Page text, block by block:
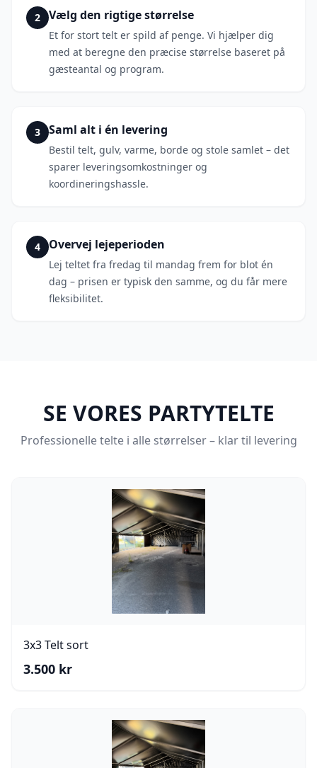
2 Vælg den rigtige størrelse
Et for stort telt er spild af penge. Vi hjælper dig
med at beregne den præcise størrelse baseret på
gæsteantal og program.
3 Saml alt i én levering
Bestil telt, gulv, varme, borde og stole samlet – det
sparer leveringsomkostninger og
koordineringshassle.
4 Overvej lejeperioden
Lej teltet fra fredag til mandag frem for blot én
dag – prisen er typisk den samme, og du får mere
fleksibilitet.
SE VORES PARTYTELTE
Professionelle telte i alle størrelser – klar til levering
3x3 Telt sort
3.500 kr